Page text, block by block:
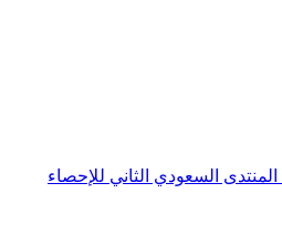
المنتدى السعودي الثاني للإحصاء